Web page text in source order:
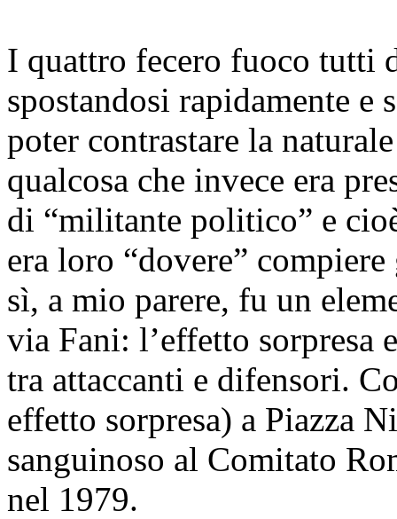
I quattro fecero fuoco tutti
spostandosi rapidamente e
poter contrastare la
qualcosa che invece era
di “militante politico” e
era loro “dovere”
sì, a mio parere, fu un
via Fani: l’effetto sorpresa
tra attaccanti e difensori.
effetto sorpresa) a Piazza
sanguinoso al Comitato
nel 1979.